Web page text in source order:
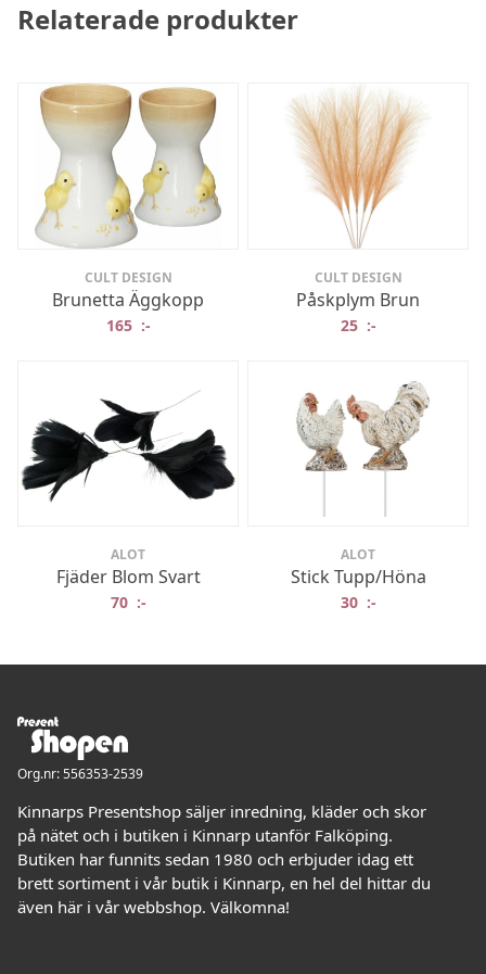
Relaterade produkter
CULT DESIGN
Brunetta Äggkopp
165 :-
CULT DESIGN
Påskplym Brun
25 :-
ALOT
Fjäder Blom Svart
70 :-
ALOT
Stick Tupp/Höna
30 :-
Org.nr: 556353-2539
Kinnarps Presentshop säljer inredning, kläder och skor
på nätet och i butiken i Kinnarp utanför Falköping.
Butiken har funnits sedan 1980 och erbjuder idag ett
brett sortiment i vår butik i Kinnarp, en hel del hittar du
även här i vår webbshop. Välkomna!